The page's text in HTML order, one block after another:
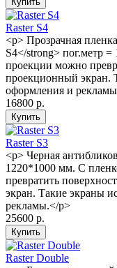
Raster S4
<p> Прозрачная
S4</strong> пог.метр
проекции можно
проекционный экран.
оформления и
16800 р.
Raster S3
<p> Черная
1220*1000 мм. С
превратить
экран. Такие экраны
рекламы.</p>
25600 р.
Raster Double